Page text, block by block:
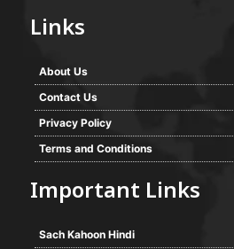
Links
About Us
Contact Us
Privacy Policy
Terms and Conditions
Important Links
Sach Kahoon Hindi